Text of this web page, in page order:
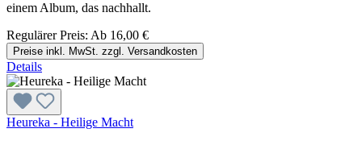
einem Album, das nachhallt.
Regulärer Preis: Ab 16,00 €
Preise inkl. MwSt. zzgl. Versandkosten
Details
Heureka - Heilige Macht